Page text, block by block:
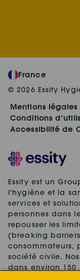
France
© 2026 Essity
Mentions légales
Conditions
Accessibilité de
Essity est un
l'hygiène et la
services et
personnes dans
repousser les
(breaking
consommateurs,
société civile.
dans environ 150